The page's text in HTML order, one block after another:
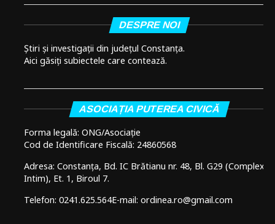
DESPRE NOI
Știri și investigații din județul Constanța.
Aici găsiți subiectele care contează.
ASOCIAȚIA PUTEREA CIVICĂ
Forma legală: ONG/Asociație
Cod de Identificare Fiscală: 24860568
Adresa: Constanța, Bd. IC Brătianu nr. 48, Bl. G29 (Complex
Intim), Et. 1, Biroul 7.
Telefon: 0241.625.564E-mail: ordinea.ro@gmail.com